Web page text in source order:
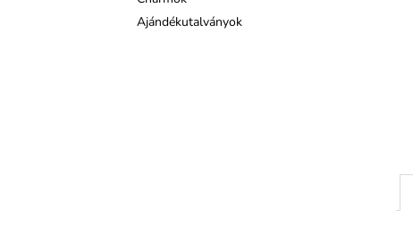
Ajándékutalványok